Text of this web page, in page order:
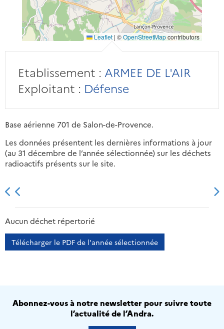
Leaflet | ©OpenStreetMapcontributors
Etablissement : ARMEE DE L'AIR
Exploitant : Défense
Base aérienne 701 de Salon-de-Provence.
Les données présentent les dernières informations à jour
(au 31 décembre de l’année sélectionnée) sur les déchets
radioactifs présents sur le site.
2013 2014
Aucun déchet répertorié
Télécharger le PDF de l'année sélectionnée
Abonnez-vous à notre newsletter pour suivre toute
l’actualité de l’Andra.